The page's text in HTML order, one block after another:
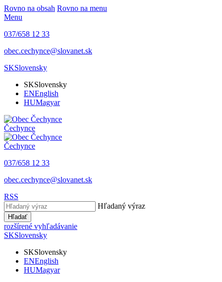
Rovno na obsah Rovno na menu
Menu
037/658 12 33
obec.cechynce@slovanet.sk
SKSlovensky
SKSlovensky
ENEnglish
HUMagyar
Čechynce
Čechynce
037/658 12 33
obec.cechynce@slovanet.sk
RSS
Hľadaný výraz
Hľadať
rozšírené vyhľadávanie
SKSlovensky
SKSlovensky
ENEnglish
HUMagyar